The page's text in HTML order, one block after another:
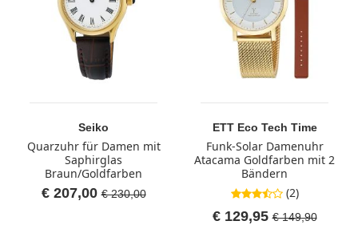
Seiko
Quarzuhr für Damen mit
Saphirglas
Braun/Goldfarben
€ 207,00€ 230,00
ETT Eco Tech Time
Funk-Solar Damenuhr
Atacama Goldfarben mit 2
Bändern
3,5 von 5 Sternen
(2)
€ 129,95€ 149,90